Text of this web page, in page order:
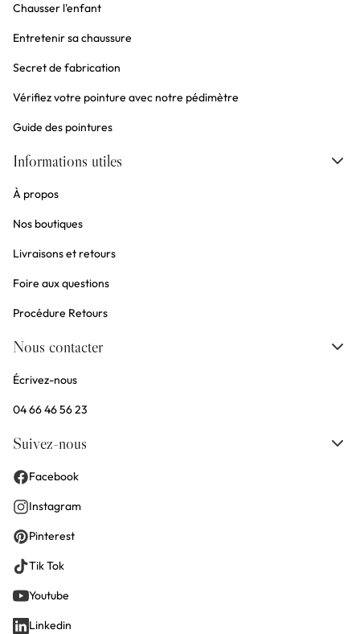
Chausser l'enfant
Entretenir sa chaussure
Secret de fabrication
Vérifiez votre pointure avec notre pédimètre
Guide des pointures
Informations utiles
À propos
Nos boutiques
Livraisons et retours
Foire aux questions
Procédure Retours
Nous contacter
Écrivez-nous
04 66 46 56 23
Suivez-nous
Facebook
Instagram
Pinterest
Tik Tok
Youtube
Linkedin